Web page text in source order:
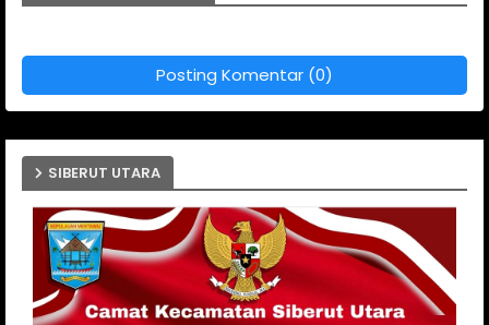
Posting Komentar (0)
SIBERUT UTARA